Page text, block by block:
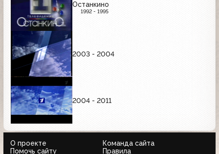
Останкино
1992 - 1995
2003 - 2004
2004 - 2011
О проекте
Команда сайта
Помочь сайту
Правила